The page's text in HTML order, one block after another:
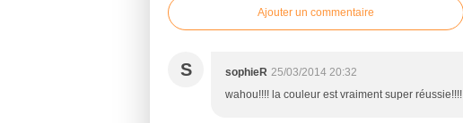
Ajouter un commentaire
S sophieR 25/03/2014 20:32
wahou!!!! la couleur est vraiment super réussie!!!!